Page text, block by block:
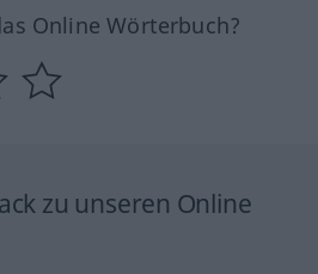
Online Wörterbuch?
zu unseren Online